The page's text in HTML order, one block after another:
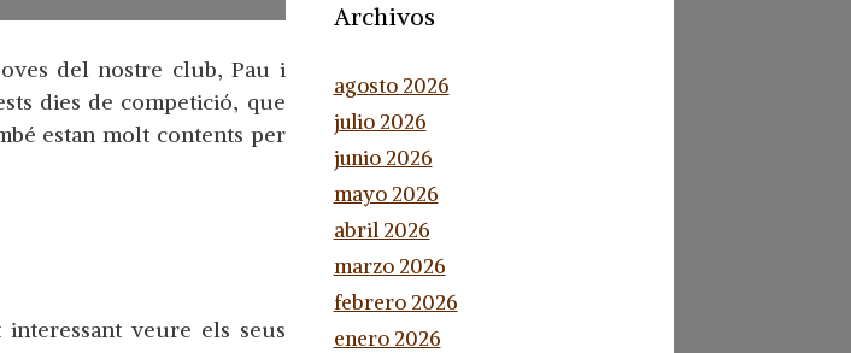
del nostre club, Pau i
dies de competició, que
estan molt contents per
veure els seus
Archivos
agosto 2026
julio 2026
junio 2026
mayo 2026
abril 2026
marzo 2026
febrero 2026
enero 2026